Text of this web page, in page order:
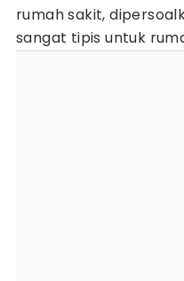
rumah sakit,
sangat tipis untuk